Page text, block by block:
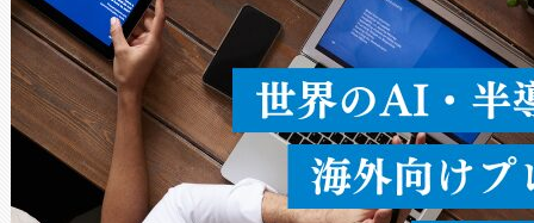
うにします。遠距離まで届く
密度なスキャ […]